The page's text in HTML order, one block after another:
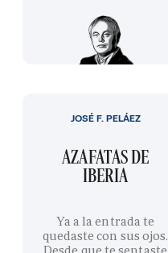
AZAFATAS DE
IBERIA
Ya a la entrada te
quedaste con sus ojos.
JOSÉ F. PELÁEZ